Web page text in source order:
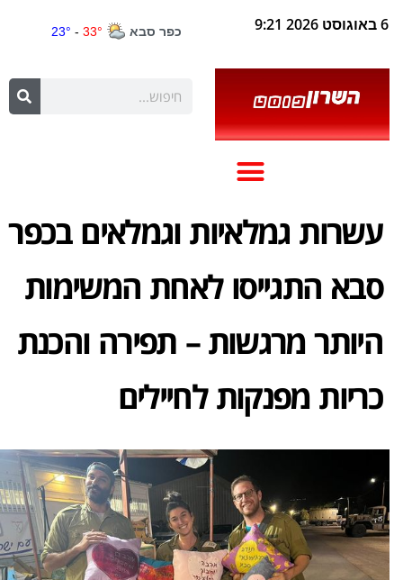
6 באוגוסט 2026 9:21
עשרות גמלאיות וגמלאים בכפר
סבא התגייסו לאחת המשימות
היותר מרגשות – תפירה והכנת
כריות מפנקות לחיילים